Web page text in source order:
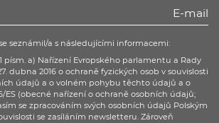
seznámil/a s následujícími informacemi:
písm. a) Nařízení Evropského parlamentu a Rady
dubna 2016 o ochraně fyzických osob v souvislosti
údajů a o volném pohybu těchto údajů a o
ES (obecné nařízení o ochraně osobních údajů;
se zpracováním svých osobních údajů Polským
se zasíláním newsletteru. Zároveň